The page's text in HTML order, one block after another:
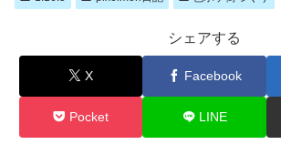
シェアする
X Facebook
Pocket LINE